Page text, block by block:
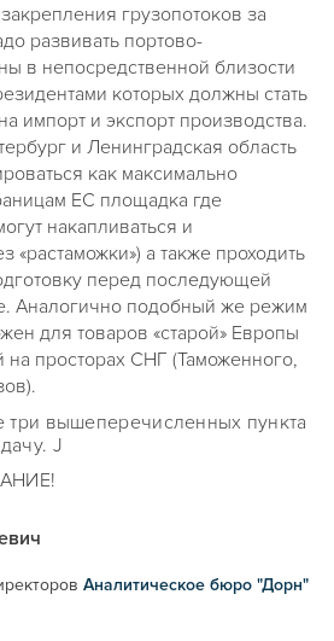
грузопотоков за
развивать портово-
в непосредственной близости
которых должны стать
импорт и экспорт производства.
и Ленинградская область
как максимально
ЕС площадка где
накапливаться и
«растаможки») а также проходить
перед последующей
Аналогично подобный же режим
для товаров «старой» Европы
просторах СНГ (Таможенного,
три вышеперечисленных пункта
J
Аналитическое бюро "Дорн"